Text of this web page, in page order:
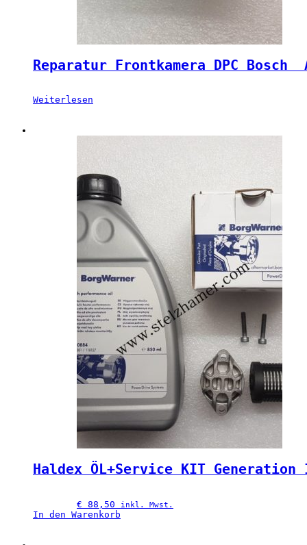
Reparatur Frontkamera DPC Bosch
Weiterlesen
Haldex ÖL+Service KIT Generation
€ 88,50 inkl. Mwst.
In den Warenkorb